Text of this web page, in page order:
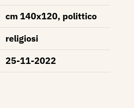
cm 140x120, polittico
religiosi
25-11-2022